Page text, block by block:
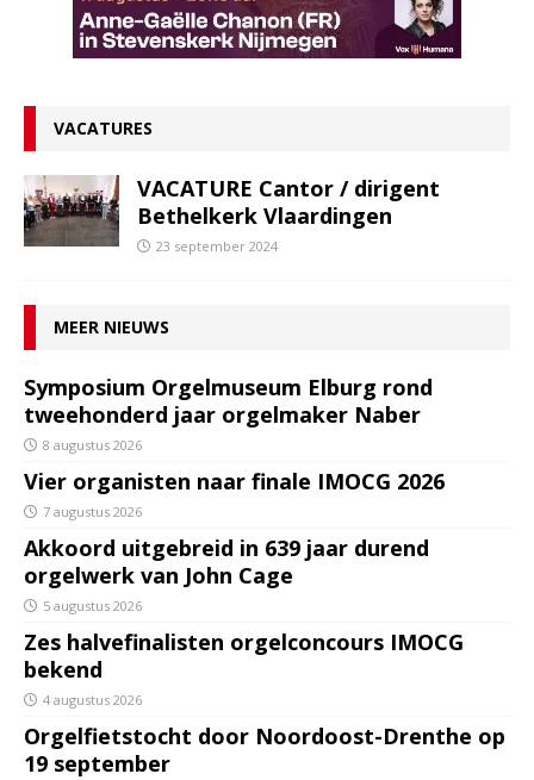
VACATURES
VACATURE Cantor / dirigent
Bethelkerk Vlaardingen
23 september 2024
MEER NIEUWS
Symposium Orgelmuseum Elburg rond
tweehonderd jaar orgelmaker Naber
8 augustus 2026
Vier organisten naar finale IMOCG 2026
7 augustus 2026
Akkoord uitgebreid in 639 jaar durend
orgelwerk van John Cage
5 augustus 2026
Zes halvefinalisten orgelconcours IMOCG
bekend
4 augustus 2026
Orgelfietstocht door Noordoost-Drenthe op
19 september